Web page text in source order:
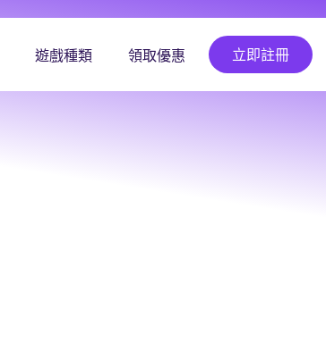
遊戲種類 領取優惠 立即註冊